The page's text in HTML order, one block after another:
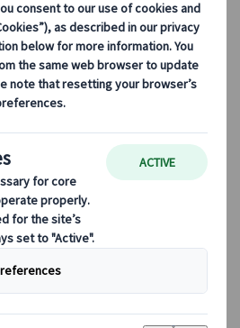
オニイツムラーレ
）がインターラーケ
提携、同地の冬の観
の事業内容、旅行のサステイナビ
のテクノロジーに対する当社の取